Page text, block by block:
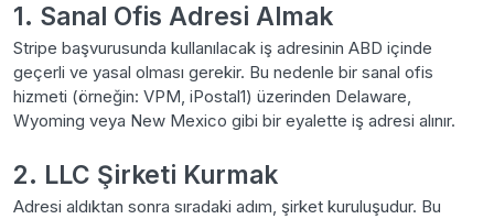
1. Sanal Ofis Adresi Almak
Stripe başvurusunda kullanılacak iş adresinin ABD içinde
geçerli ve yasal olması gerekir. Bu nedenle bir sanal ofis
hizmeti (örneğin: VPM, iPostal1) üzerinden Delaware,
Wyoming veya New Mexico gibi bir eyalette iş adresi alınır.
2. LLC Şirketi Kurmak
Adresi aldıktan sonra sıradaki adım, şirket kuruluşudur. Bu